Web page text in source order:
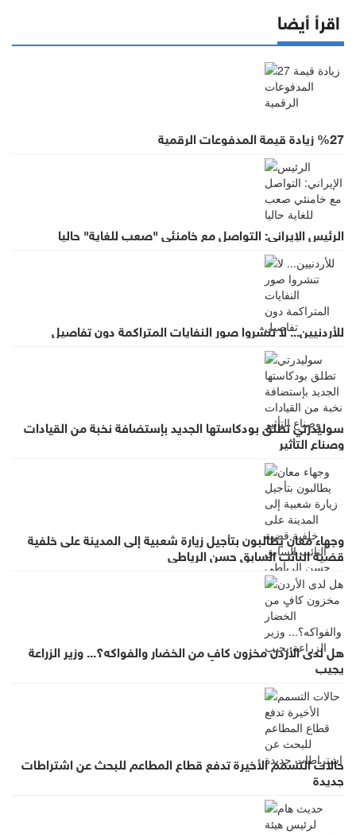
اقرأ أيضا
%27 زيادة قيمة المدفوعات الرقمية
الرئيس الإيراني: التواصل مع خامنئي "صعب للغاية" حاليا
للأردنيين... لا تنشروا صور النفايات المتراكمة دون تفاصيل
سوليدرتي تطلق بودكاستها الجديد بإستضافة نخبة من القيادات
وصناع التأثير
وجهاء معان يطالبون بتأجيل زيارة شعبية إلى المدينة على خلفية
قضية النائب السابق حسن الرياطي
هل لدى الأردن مخزون كافٍ من الخضار والفواكه؟... وزير الزراعة
يجيب
حالات التسمم الأخيرة تدفع قطاع المطاعم للبحث عن اشتراطات
جديدة